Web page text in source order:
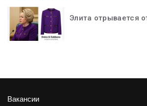
Элита отрывается
Вакансии